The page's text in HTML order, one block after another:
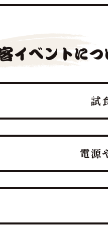
イベントにつ
試
ントとして楽しんでいた
ントや法人宴会では、この
電源
。出張ケータリング日本
ハウにより、屋内・屋外を